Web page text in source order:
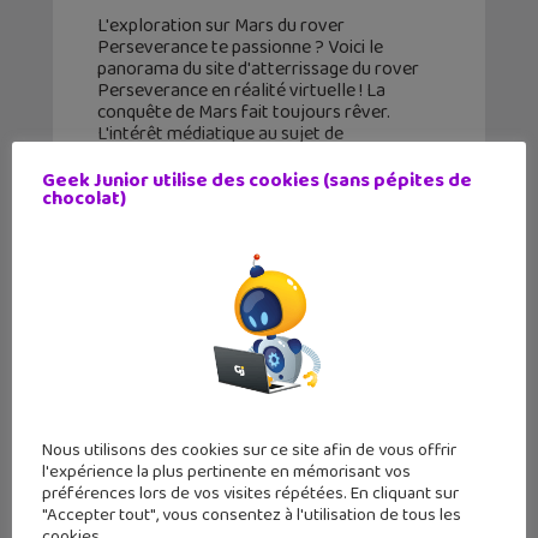
L'exploration sur Mars du rover
Perseverance te passionne ? Voici le
panorama du site d'atterrissage du rover
Perseverance en réalité virtuelle ! La
conquête de Mars fait toujours rêver.
L'intérêt médiatique au sujet de
Geek Junior utilise des cookies (sans pépites de
chocolat)
Nous utilisons des cookies sur ce site afin de vous offrir
l'expérience la plus pertinente en mémorisant vos
préférences lors de vos visites répétées. En cliquant sur
"Accepter tout", vous consentez à l'utilisation de tous les